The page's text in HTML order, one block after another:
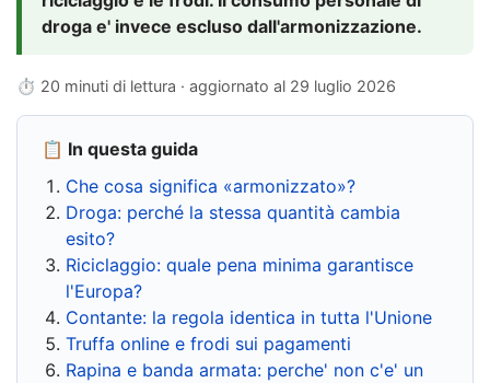
droga e' invece escluso dall'armonizzazione.
⏱ 20 minuti di lettura · aggiornato al 29 luglio 2026
📋 In questa guida
Che cosa significa «armonizzato»?
Droga: perché la stessa quantità cambia
esito?
Riciclaggio: quale pena minima garantisce
l'Europa?
Contante: la regola identica in tutta l'Unione
Truffa online e frodi sui pagamenti
Rapina e banda armata: perche' non c'e' un